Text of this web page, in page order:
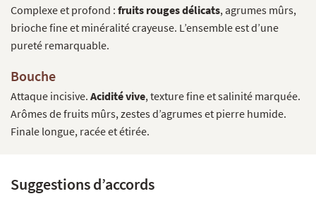
Complexe et profond : fruits rouges délicats, agrumes mûrs,
brioche fine et minéralité crayeuse. L’ensemble est d’une
pureté remarquable.
Bouche
Attaque incisive. Acidité vive, texture fine et salinité marquée.
Arômes de fruits mûrs, zestes d’agrumes et pierre humide.
Finale longue, racée et étirée.
Suggestions d’accords